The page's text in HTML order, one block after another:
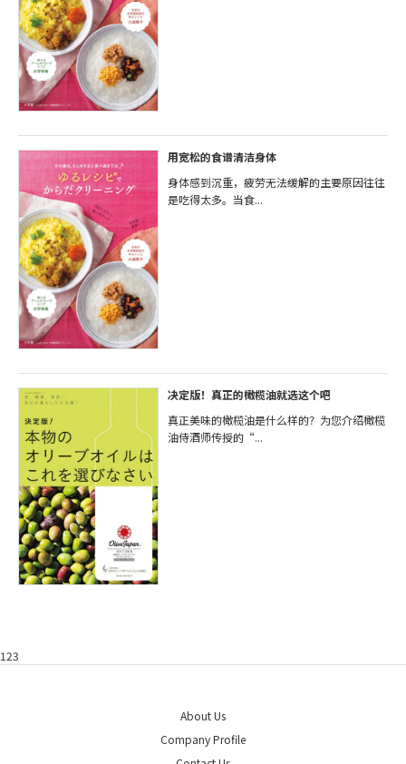
用宽松的食谱清洁身体
身体感到沉重，疲劳无法缓解的主要原因往往
是吃得太多。当食...
决定版！真正的橄榄油就选这个吧
真正美味的橄榄油是什么样的？为您介绍橄榄
油侍酒师传授的“...
123
About Us
Company Profile